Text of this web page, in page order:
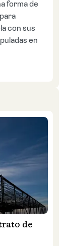
forma de
con sus
en
de